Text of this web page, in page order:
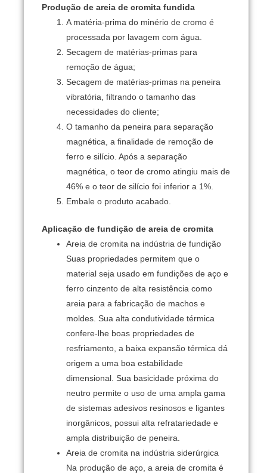
Produção de areia de cromita fundida
A matéria-prima do minério de cromo é
processada por lavagem com água.
Secagem de matérias-primas para
remoção de água;
Secagem de matérias-primas na peneira
vibratória, filtrando o tamanho das
necessidades do cliente;
O tamanho da peneira para separação
magnética, a finalidade de remoção de
ferro e silício.Após a separação
magnética, o teor de cromo atingiu mais de
46% e o teor de silício foi inferior a 1%.
Embale o produto acabado.
Aplicação de fundição de areia de cromita
Areia de cromita na indústria de fundição
Suas propriedades permitem que o
material seja usado em fundições de aço e
ferro cinzento de alta resistência como
areia para a fabricação de machos e
moldes. Sua alta condutividade térmica
confere-lhe boas propriedades de
resfriamento, a baixa expansão térmica dá
origem a uma boa estabilidade
dimensional. Sua basicidade próxima do
neutro permite o uso de uma ampla gama
de sistemas adesivos resinosos e ligantes
inorgânicos, possui alta refratariedade e
ampla distribuição de peneira.
Areia de cromita na indústria siderúrgica
Na produção de aço, a areia de cromita é